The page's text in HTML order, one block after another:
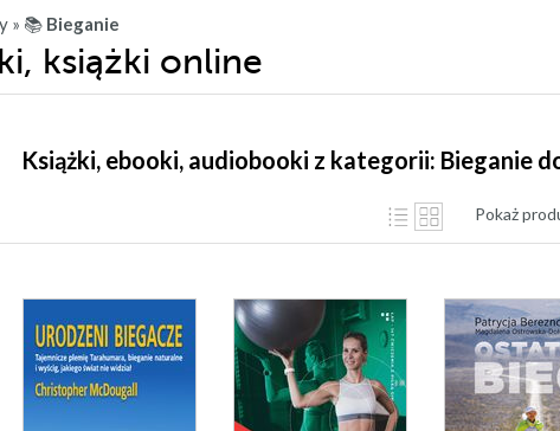
» 📚 Bieganie
książki online
Książki, ebooki, audiobooki z kategorii: Bieganie
Pokaż